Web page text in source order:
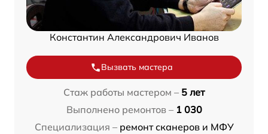
Константин Александрович Иванов
Вызвать мастера
Стаж работы мастером – 5 лет
Выполнено ремонтов – 1 030
Специализация – ремонт сканеров и МФУ